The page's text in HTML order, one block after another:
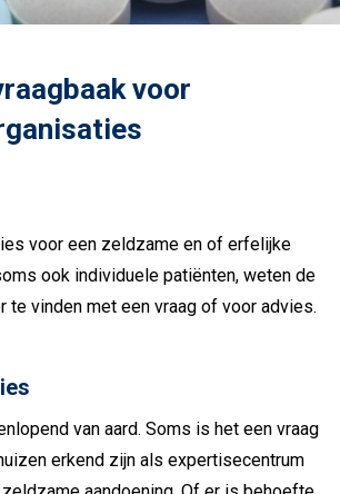
voor
voor een zeldzame en of erfelijke
ook individuele patiënten, weten de
te vinden met een vraag of voor advies.
van aard. Soms is het een vraag
erkend zijn als expertisecentrum